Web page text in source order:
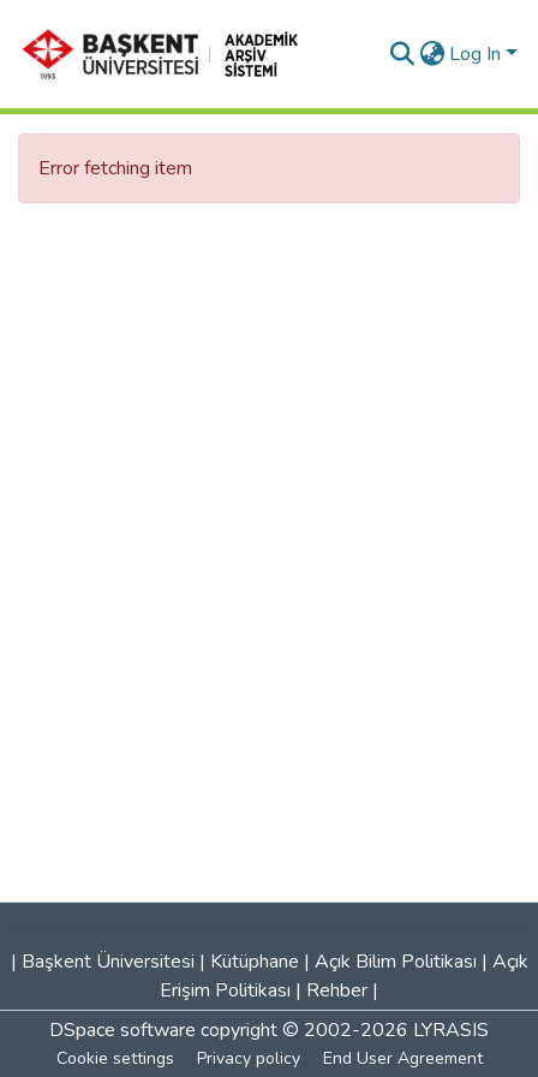
Log In
Error fetching item
| Başkent Üniversitesi | Kütüphane | Açık Bilim Politikası | Açık
Erişim Politikası | Rehber |
DSpace software copyright © 2002-2026 LYRASIS
Cookie settings Privacy policy End User Agreement